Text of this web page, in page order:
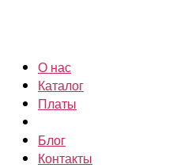
О нас
Каталог
Платы
Блог
Контакты